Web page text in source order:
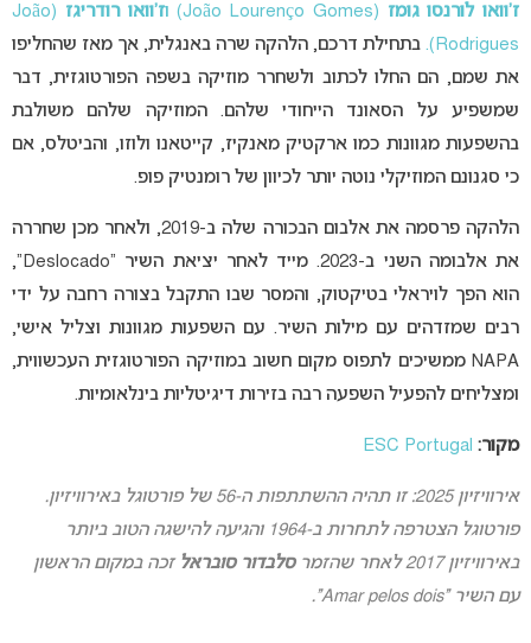
ז’וואולורנסו גומז (João Lourenço Gomes) ו ז’וואו רודריגז
(João
Rodrigues).
בתחילת דרכם, הלהקה שרה באנגלית, אך מאז שהחליפו
את שמם, הם החלו לכתוב ולשחרר מוזיקה בשפה הפורטוגזית, דבר
שמשפיע על הסאונד הייחודי שלהם. המוזיקה שלהם משולבת
בהשפעות מגוונות כמו ארקטיק מאנקיז, קייטאנו ולוזו, והביטלס, אם
כי סגנונם המוזיקלי נוטה יותר לכיוון של רומנטיק פופ.
הלהקה פרסמה את אלבום הבכורה שלה ב-2019, ולאחר מכן שחררה
את אלבומה השני ב-2023. מייד לאחר יציאת השיר “Deslocado”,
הוא הפך לויראלי בטיקטוק, והמסר שבו התקבל בצורה רחבה על ידי
רבים שמזדהים עם מילות השיר. עם השפעות מגוונות וצליל אישי,
NAPA ממשיכים לתפוס מקום חשוב במוזיקה הפורטוגזית העכשווית,
ומצליחים להפעיל השפעה רבה בזירות דיגיטליות בינלאומיות.
מקור: ESC Portugal
אירוויזיון 2025: זו תהיה ההשתתפות ה-56 של פורטוגל באירוויזיון.
פורטוגל הצטרפה לתחרות ב-1964 והגיעה להישגה הטוב ביותר
באירוויזיון 2017 לאחר שהזמר
סלבדור סובראל זכה במקום הראשון
עם השיר “Amar pelos dois”.